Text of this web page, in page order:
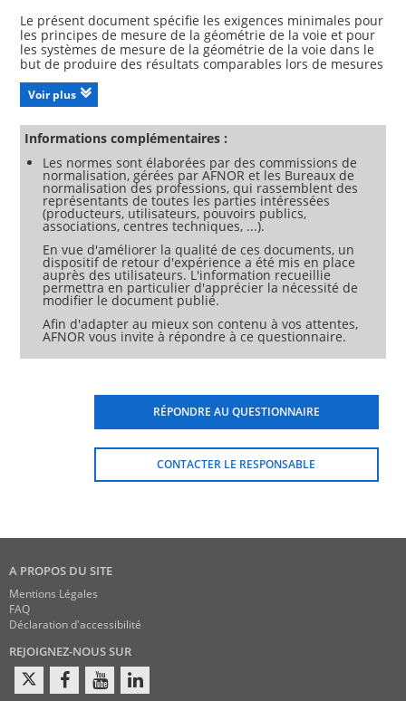
Le présent document spécifie les exigences minimales pour
les principes de mesure de la géométrie de la voie et pour
les systèmes de mesure de la géométrie de la voie dans le
but de produire des résultats comparables lors de mesures
de mesure (surveillés ou non) équipant les véhicules, à
l'exception des systèmes définis dans les normes EN 13848-
3 et EN 13848-4. Seuls les systèmes mis en service après la
mise en application de la norme sont concernés. Le présent
document n'entend pas non plus définir les exigences
relatives à l'acceptation du véhicule. Le présent document
ne s'applique pas aux systèmes de mesure dédiés aux
Voir plus
Informations complémentaires :
Les normes sont élaborées par des commissions de
normalisation, gérées par AFNOR et les Bureaux de
normalisation des professions, qui rassemblent des
représentants de toutes les parties intéressées
(producteurs, utilisateurs, pouvoirs publics,
associations, centres techniques, ...).
En vue d'améliorer la qualité de ces documents, un
dispositif de retour d'expérience a été mis en place
auprès des utilisateurs. L'information recueillie
permettra en particulier d'apprécier la nécessité de
modifier le document publié.
Afin d'adapter au mieux son contenu à vos attentes,
AFNOR vous invite à répondre à ce questionnaire.
RÉPONDRE AU QUESTIONNAIRE
CONTACTER LE RESPONSABLE
A PROPOS DU SITE
Mentions Légales
FAQ
Déclaration d'accessibilité
REJOIGNEZ-NOUS SUR